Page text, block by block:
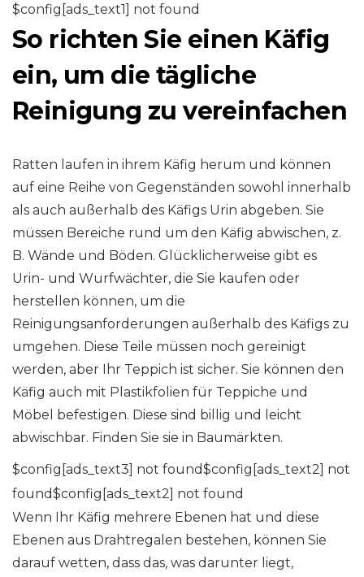
$config[ads_text1] not found
So richten Sie einen Käfig
ein, um die tägliche
Reinigung zu vereinfachen
Ratten laufen in ihrem Käfig herum und können
auf eine Reihe von Gegenständen sowohl innerhalb
als auch außerhalb des Käfigs Urin abgeben. Sie
müssen Bereiche rund um den Käfig abwischen, z.
B. Wände und Böden. Glücklicherweise gibt es
Urin- und Wurfwächter, die Sie kaufen oder
herstellen können, um die
Reinigungsanforderungen außerhalb des Käfigs zu
umgehen. Diese Teile müssen noch gereinigt
werden, aber Ihr Teppich ist sicher. Sie können den
Käfig auch mit Plastikfolien für Teppiche und
Möbel befestigen. Diese sind billig und leicht
abwischbar. Finden Sie sie in Baumärkten.
$config[ads_text3] not found$config[ads_text2] not
found$config[ads_text2] not found
Wenn Ihr Käfig mehrere Ebenen hat und diese
Ebenen aus Drahtregalen bestehen, können Sie
darauf wetten, dass das, was darunter liegt,